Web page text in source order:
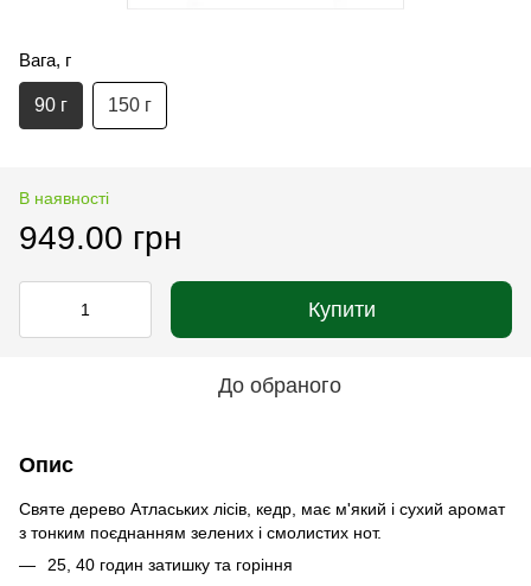
Вага, г
90 г 150 г
В наявності
949.00 грн
Купити
До обраного
Опис
Святе дерево Атлаських лісів, кедр, має м'який і сухий аромат
з тонким поєднанням зелених і смолистих нот.
25, 40 годин затишку та горіння